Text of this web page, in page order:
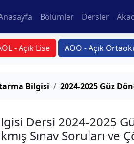
Bölümler Dersler
- Açık Lise AÖO - Açık
Bilgisi 2024-2025 Güz
Dersi 2024-2025
Sınav Soruları ve